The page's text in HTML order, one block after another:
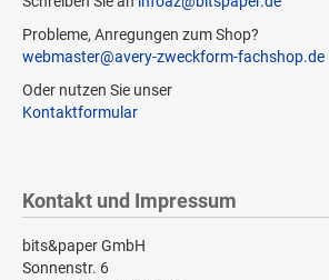
Probleme, Anregungen zum Shop?
webmaster@avery-zweckform-fachshop.de
Oder nutzen Sie unser
Kontaktformular
Kontakt und Impressum
bits&paper GmbH
Sonnenstr. 6